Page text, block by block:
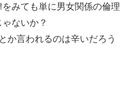
みても単に男女関係の倫理
ないか？
か言われるのは辛いだろう